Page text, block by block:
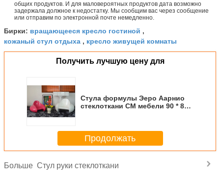
общих продуктов. И для маловероятных продуктов дата возможно
задержала должное к недостатку. Мы сообщим вас через сообщение
или отправим по электронной почте немедленно.
Бирки: вращающееся кресло гостиной ,
кожаный стул отдыха , кресло живущей комнаты
Получить лучшую цену для
Стула формулы Эеро Аарнио
стеклоткани СМ мебели 90 * 80
Продолжать
Больше Стул руки стеклоткани